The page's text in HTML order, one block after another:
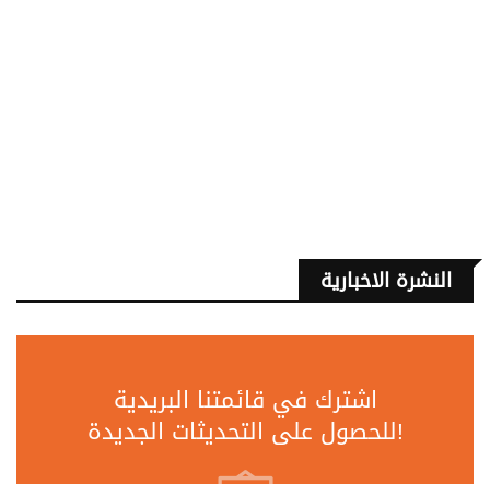
النشرة الاخبارية
اشترك في قائمتنا البريدية
للحصول على التحديثات الجديدة!